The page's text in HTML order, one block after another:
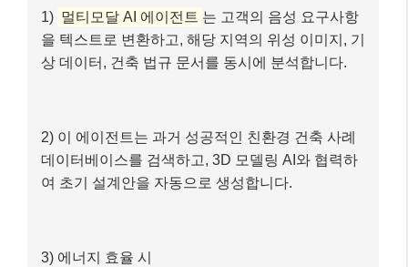
1) 멀티모달 AI 에이전트 는 고객의 음성 요구사항
을 텍스트로 변환하고, 해당 지역의 위성 이미지, 기
상 데이터, 건축 법규 문서를 동시에 분석합니다.
2) 이 에이전트는 과거 성공적인 친환경 건축 사례
데이터베이스를 검색하고, 3D 모델링 AI와 협력하
여 초기 설계안을 자동으로 생성합니다.
3) 에너지 효율 시